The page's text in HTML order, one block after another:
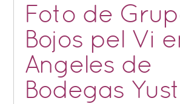
Foto de
Bojos pel Vi
Angeles de
Bodegas